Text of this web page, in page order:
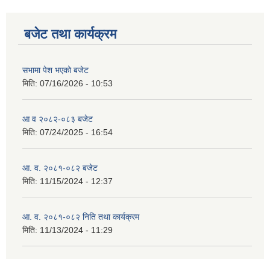
बजेट तथा कार्यक्रम
सभामा पेश भएको बजेट
मिति: 07/16/2026 - 10:53
आ व २०८२-०८३ बजेट
मिति: 07/24/2025 - 16:54
आ. व. २०८१-०८२ बजेट
मिति: 11/15/2024 - 12:37
आ. व. २०८१-०८२ निति तथा कार्यक्रम
मिति: 11/13/2024 - 11:29